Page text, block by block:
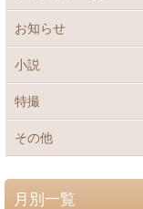
お知らせ
小説
特撮
その他
月別一覧